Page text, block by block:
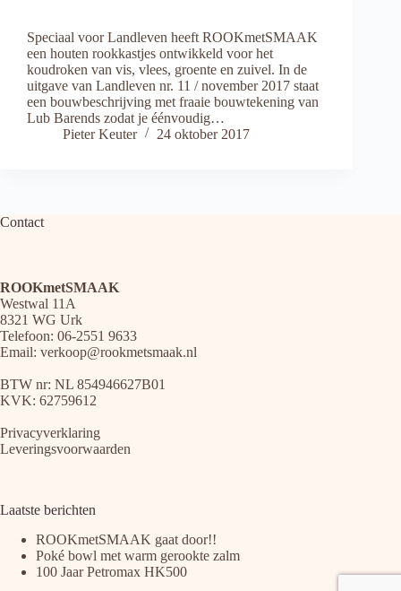
Speciaal voor Landleven heeft ROOKmetSMAAK
een houten rookkastjes ontwikkeld voor het
koudroken van vis, vlees, groente en zuivel. In de
uitgave van Landleven nr. 11 / november 2017 staat
een bouwbeschrijving met fraaie bouwtekening van
Lub Barends zodat je éénvoudig…
Pieter Keuter
24 oktober 2017
Contact
ROOKmetSMAAK
Westwal 11A
8321 WG Urk
Telefoon: 06-2551 9633
Email: verkoop@rookmetsmaak.nl
BTW nr: NL 854946627B01
KVK: 62759612
Privacyverklaring
Leveringsvoorwaarden
Laatste berichten
ROOKmetSMAAK gaat door!!
Poké bowl met warm gerookte zalm
100 Jaar Petromax HK500